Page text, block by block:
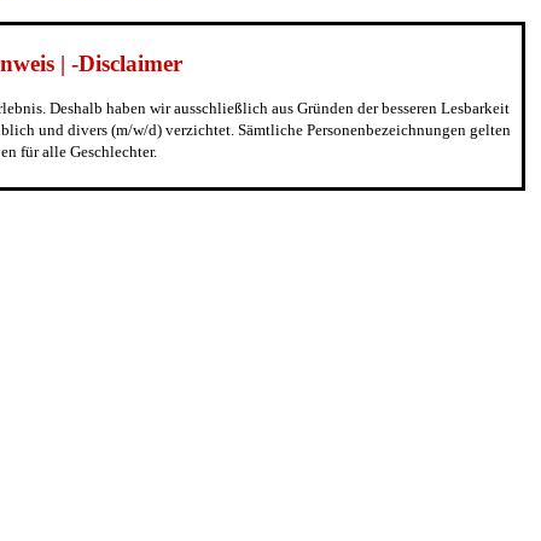
| -Disclaimer
Deshalb haben wir ausschließlich aus Gründen der besseren Lesbarkeit
und divers (m/w/d) verzichtet. Sämtliche Personenbezeichnungen gelten
für alle Geschlechter.